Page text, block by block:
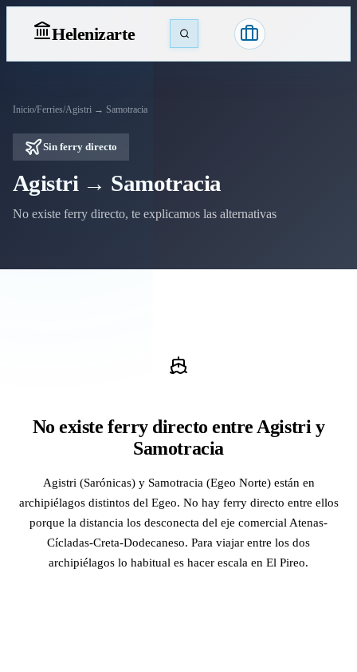
Helenizarte
Inicio/Ferries/Agistri → Samotracia
Sin ferry directo
Agistri → Samotracia
No existe ferry directo, te explicamos las alternativas
No existe ferry directo entre Agistri y
Samotracia
Agistri (Sarónicas) y Samotracia (Egeo Norte) están en
archipiélagos distintos del Egeo. No hay ferry directo entre ellos
porque la distancia los desconecta del eje comercial Atenas-
Cícladas-Creta-Dodecaneso. Para viajar entre los dos
archipiélagos lo habitual es hacer escala en El Pireo.